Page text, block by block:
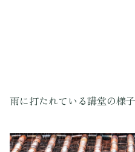
雨に打たれている講堂の様子